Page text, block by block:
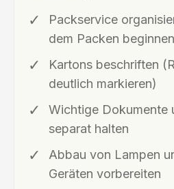
Packservice
dem Packen beginnen
Kartons beschriften
deutlich markieren)
Wichtige Dokumente
separat halten
Abbau von Lampen
Geräten vorbereiten